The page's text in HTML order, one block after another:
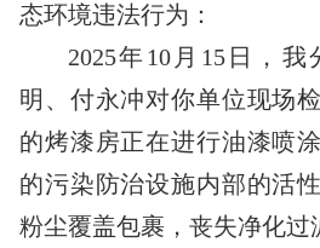
态环境违法行为：
2025年10月15日，
明、付永冲对你单位现场
的烤漆房正在进行油漆喷
的污染防治设施内部的活
粉尘覆盖包裹，丧失净化过